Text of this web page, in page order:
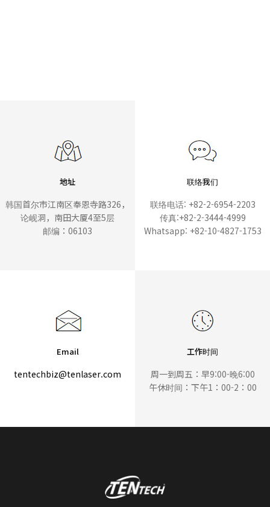
地址
韩国首尔市江南区奉恩寺路326，
论岘洞，南田大厦4至5层
邮编：06103
联络我们
联络电话: +82-2-6954-2203
传真:+82-2-3444-4999
Whatsapp: +82-10-4827-1753
Email
tentechbiz@tenlaser.com
工作时间
周一到周五：早9:00-晚6:00
午休时间：下午1：00-2：00